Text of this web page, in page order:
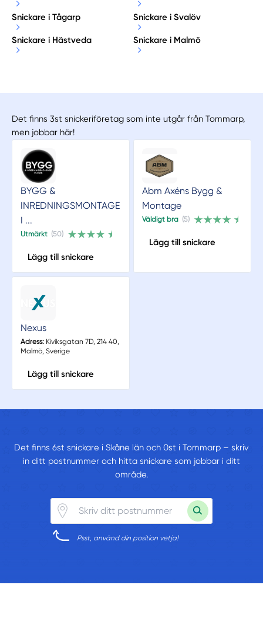
Snickare i Tågarp Snickare i Svalöv
Snickare i Hästveda Snickare i Malmö
Det finns 3st snickeriföretag som inte utgår från Tommarp,
men jobbar här!
BYGG &
INREDNINGSMONTAGE
I ...
Utmärkt (50)
Lägg till snickare
Abm Axéns Bygg &
Montage
Väldigt bra (5)
Lägg till snickare
Nexus
Adress:Kiviksgatan 7D, 214 40,
Malmö, Sverige
Lägg till snickare
Det finns 6st snickare i Skåne län och 0st i Tommarp – skriv
in ditt postnummer och hitta snickare som jobbar i ditt
område.
Psst, använd din position vetja!